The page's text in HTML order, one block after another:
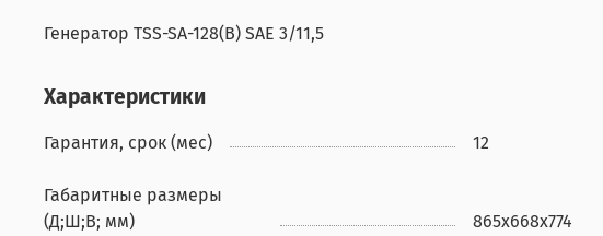
Генератор TSS-SA-128(B) SAE 3/11,5
Характеристики
Гарантия, срок (мес) 12
Габаритные размеры
(Д;Ш;В; мм)
865х668х774